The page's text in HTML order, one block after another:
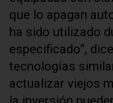
que lo apagan
ha sido utilizado
especificado”,
tecnologías
actualizar viejos